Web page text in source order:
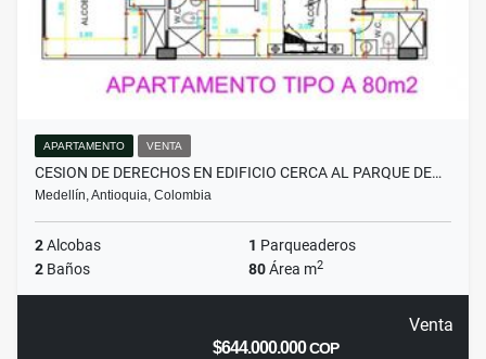
APARTAMENTO VENTA
CESION DE DERECHOS EN EDIFICIO CERCA AL PARQUE DE…
Medellín, Antioquia, Colombia
2Alcobas 1 Parqueaderos
2 Baños 80Área m2
Venta
$644.000.000COP